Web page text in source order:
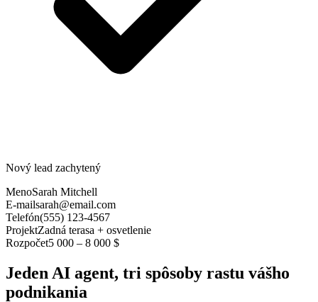
Nový lead zachytený
MenoSarah Mitchell
E-mailsarah@email.com
Telefón(555) 123-4567
ProjektZadná terasa + osvetlenie
Rozpočet5 000 – 8 000 $
Jeden AI agent, tri spôsoby rastu vášho
podnikania